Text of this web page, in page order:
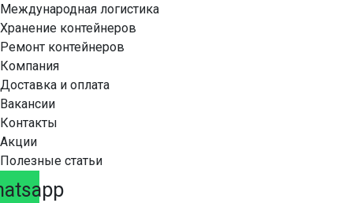
Международная логистика
Хранение контейнеров
Ремонт контейнеров
Компания
Доставка и оплата
Вакансии
Контакты
Акции
Полезные статьи